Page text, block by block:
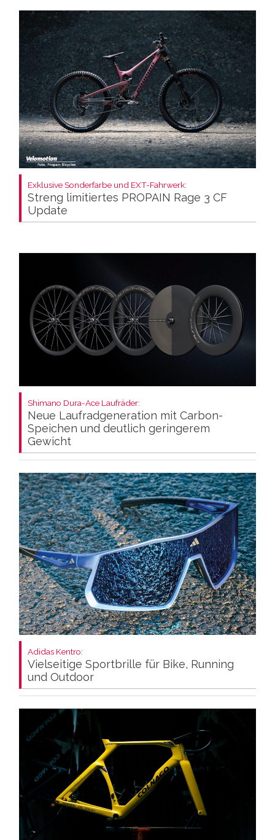
Exklusive Sonderfarbe und EXT-Fahrwerk:
Streng limitiertes PROPAIN Rage 3 CF
Update
Shimano Dura-Ace Laufräder:
Neue Laufradgeneration mit Carbon-
Speichen und deutlich geringerem
Gewicht
Adidas Kentro:
Vielseitige Sportbrille für Bike, Running
und Outdoor